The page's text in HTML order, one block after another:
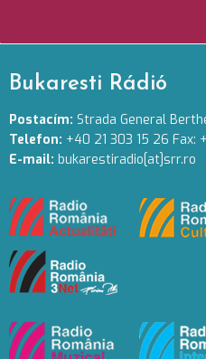
Bukaresti Rádió
Postacím: Strada General
Telefon: +40 21 303 15 26 Fax:
E-mail: bukarestiradio[at]srr.ro